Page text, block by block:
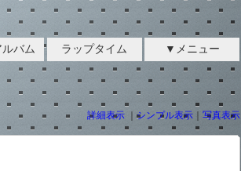
バム ラップタイム ▼メニュー
詳細表示 シンプル表示 写真表示